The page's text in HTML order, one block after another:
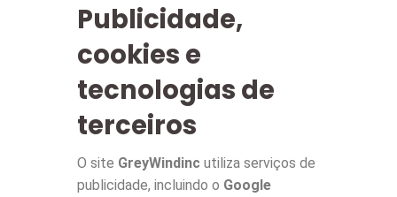
Publicidade,
cookies e
tecnologias de
terceiros
O site GreyWindinc utiliza serviços de
publicidade, incluindo o Google